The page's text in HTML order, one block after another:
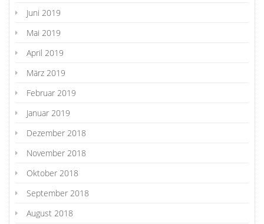
Juni 2019
Mai 2019
April 2019
März 2019
Februar 2019
Januar 2019
Dezember 2018
November 2018
Oktober 2018
September 2018
August 2018